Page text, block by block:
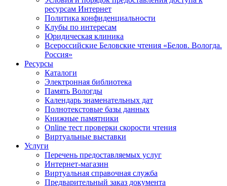
ресурсам Интернет
Политика конфиденциальности
Клубы по интересам
Юридическая клиника
Всероссийские Беловские чтения «Белов. Вологда.
Россия»
Ресурсы
Каталоги
Электронная библиотека
Память Вологды
Календарь знаменательных дат
Полнотекстовые базы данных
Книжные памятники
Online тест проверки скорости чтения
Виртуальные выставки
Услуги
Перечень предоставляемых услуг
Интернет-магазин
Виртуальная справочная служба
Предварительный заказ документа